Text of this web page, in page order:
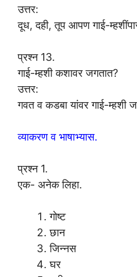
उत्तर:
दूध, दही, तूप आपण गाई-
प्रश्न 13.
गाई-म्हशी कशावर जगतात?
उत्तर:
गवत व कडबा यांवर गाई-म्हशी
व्याकरण व भाषाभ्यास.
प्रश्न 1.
एक- अनेक लिहा.
गोष्ट
छान
जिन्नस
घर